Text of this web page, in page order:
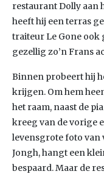
restaurant Dolly aan
heeft hij een terras
traiteur Le Gone ook
gezellig zo’n Frans
Binnen probeert hij
krijgen. Om hem
het raam, naast de
kreeg van de vorige
levensgrote foto van
Jongh, hangt een
bespaard. Maar de